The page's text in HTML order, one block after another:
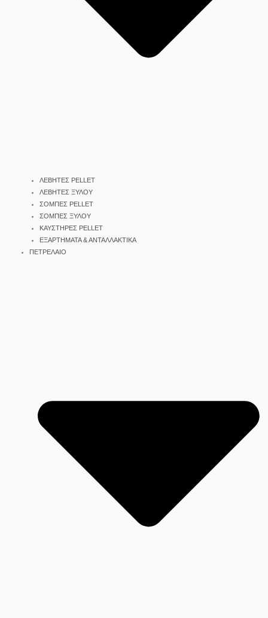
ΛΕΒΗΤΕΣ PELLET
ΛΕΒΗΤΕΣ ΞΥΛΟΥ
ΣΟΜΠΕΣ PELLET
ΣΟΜΠΕΣ ΞΥΛΟΥ
ΚΑΥΣΤΗΡΕΣ PELLET
ΕΞΑΡΤΗΜΑΤΑ & ΑΝΤΑΛΛΑΚΤΙΚΑ
ΠΕΤΡΕΛΑΙΟ